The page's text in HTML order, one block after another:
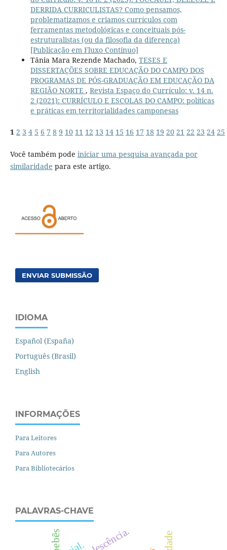
DERRIDA CURRICULISTAS? Como pensamos,
problematizamos e criamos currículos com
ferramentas metodológicas e conceituais pós-
estruturalistas (ou da filosofia da diferença)
[Publicação em Fluxo Contínuo]
Tânia Mara Rezende Machado, TESES E
DISSERTAÇÕES SOBRE EDUCAÇÃO DO CAMPO DOS
PROGRAMAS DE PÓS-GRADUAÇÃO EM EDUCAÇÃO DA
REGIÃO NORTE , Revista Espaço do Currículo: v. 14 n.
2 (2021): CURRÍCULO E ESCOLAS DO CAMPO: políticas
e práticas em territorialidades camponesas
1 2 3 4 5 6 7 8 9 10 11 12 13 14 15 16 17 18 19 20 21 22 23 24 25
Você também pode iniciar uma pesquisa avançada por
similaridade para este artigo.
ENVIAR SUBMISSÃO
IDIOMA
Español (España)
Português (Brasil)
English
INFORMAÇÕES
Para Leitores
Para Autores
Para Bibliotecários
PALAVRAS-CHAVE
bebês